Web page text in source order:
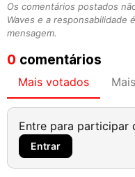
Os comentários postados
Waves e a responsabilidade
mensagem.
0 comentários
Mais votados
Entre para participar
Entrar